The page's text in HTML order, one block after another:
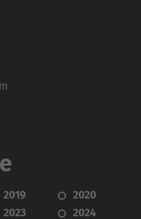
2019
2020
2023
2024